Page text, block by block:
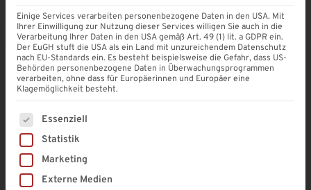
PREMIUM Stegplatte
Polycarbonat | 6 mm KLAR |
Lexan® Thermoclear
4,9
16,90€
Enthält 19% MwSt. DE
zzgl.
Versand
Einige Services verarbeiten personenbezogene Daten in den USA. Mit
Ihrer Einwilligung zur Nutzung dieser Services willigen Sie auch in die
Verarbeitung Ihrer Daten in den USA gemäß Art. 49 (1) lit. a GDPR ein.
Der EuGH stuft die USA als ein Land mit unzureichendem Datenschutz
nach EU-Standards ein. Es besteht beispielsweise die Gefahr, dass US-
Behörden personenbezogene Daten in Überwachungsprogrammen
verarbeiten, ohne dass für Europäerinnen und Europäer eine
Klagemöglichkeit besteht.
Es folgt eine Liste der Service-Gruppen, für die eine
Essenziell
Statistik
Marketing
Externe Medien